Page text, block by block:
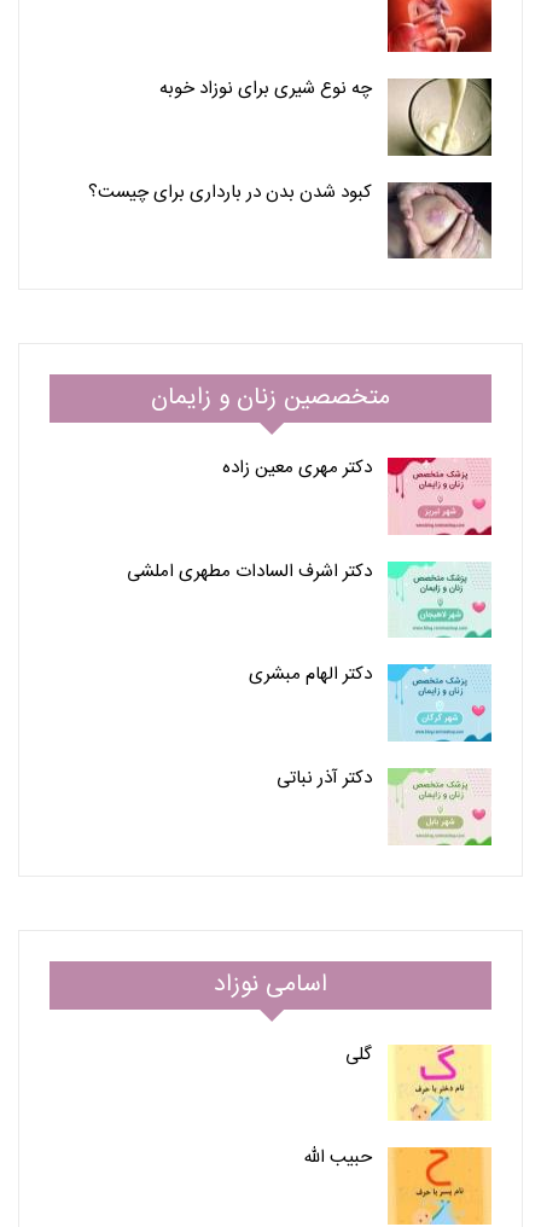
چه نوع شیری برای نوزاد خوبه
کبود شدن بدن در بارداری برای چیست؟
متخصصین زنان و زایمان
دکتر مهری معین زاده
دکتر اشرف السادات مطهری املشی
دکتر الهام مبشری
دکتر آذر نباتی
اسامی نوزاد
گلی
حبیب الله